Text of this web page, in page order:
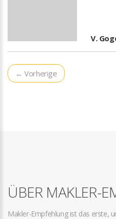
V.
← Vorherige
ÜBER MAKLER-
Makler-Empfehlung ist das erste,